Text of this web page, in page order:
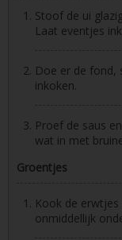
Stoof de ui
Laat eventjes
Doe er de fond,
inkoken.
Proef de saus
wat in met
Groentjes
Kook de
onmiddellijk